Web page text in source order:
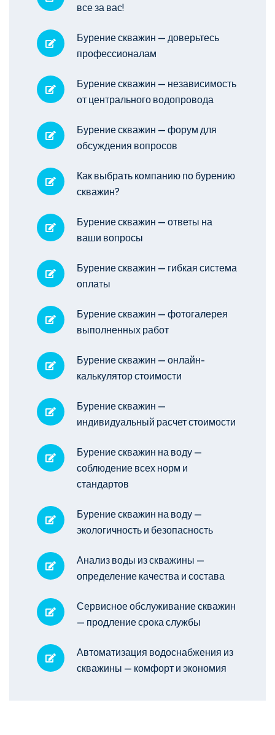
все за вас!
Бурение скважин — доверьтесь
профессионалам
Бурение скважин — независимость
от центрального водопровода
Бурение скважин — форум для
обсуждения вопросов
Как выбрать компанию по бурению
скважин?
Бурение скважин — ответы на
ваши вопросы
Бурение скважин — гибкая система
оплаты
Бурение скважин — фотогалерея
выполненных работ
Бурение скважин — онлайн-
калькулятор стоимости
Бурение скважин —
индивидуальный расчет стоимости
Бурение скважин на воду —
соблюдение всех норм и
стандартов
Бурение скважин на воду —
экологичность и безопасность
Анализ воды из скважины —
определение качества и состава
Сервисное обслуживание скважин
— продление срока службы
Автоматизация водоснабжения из
скважины — комфорт и экономия